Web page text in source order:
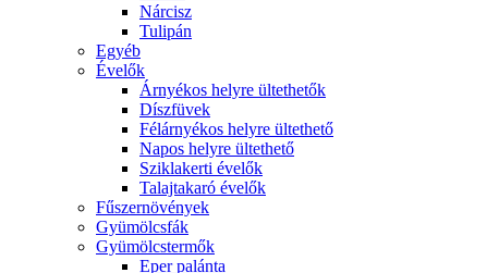
Nárcisz
Tulipán
Egyéb
Évelők
Árnyékos helyre ültethetők
Díszfüvek
Félárnyékos helyre ültethető
Napos helyre ültethető
Sziklakerti évelők
Talajtakaró évelők
Fűszernövények
Gyümölcsfák
Gyümölcstermők
Eper palánta